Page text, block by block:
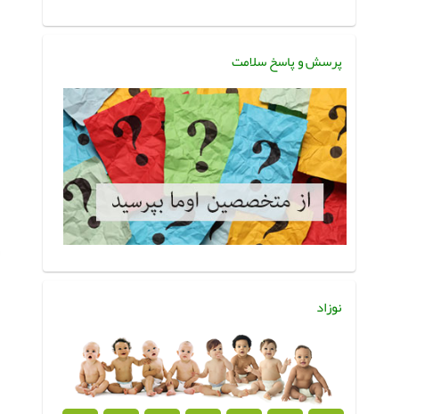
پرسش و پاسخ سلامت
نوزاد